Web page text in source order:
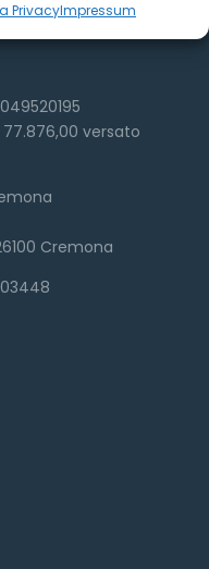
PrivacyImpressum
versato
Cremona